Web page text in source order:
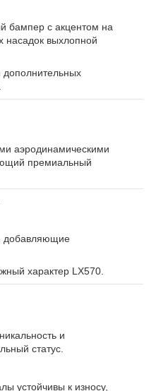
бампер с акцентом на
насадок выхлопной
дополнительных
аэродинамическими
премиальный
добавляющие
характер LX570.
и
статус.
устойчивы к износу,